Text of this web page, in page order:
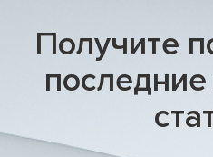
Получите